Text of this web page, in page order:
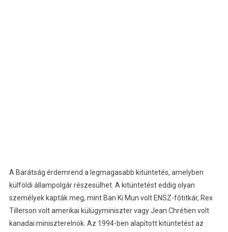
A Barátság érdemrend a legmagasabb kitüntetés, amelyben
külföldi állampolgár részesülhet. A kitüntetést eddig olyan
személyek kapták meg, mint Ban Ki Mun volt ENSZ-főtitkár, Rex
Tillerson volt amerikai külügyminiszter vagy Jean Chrétien volt
kanadai miniszterelnök. Az 1994-ben alapított kitüntetést az